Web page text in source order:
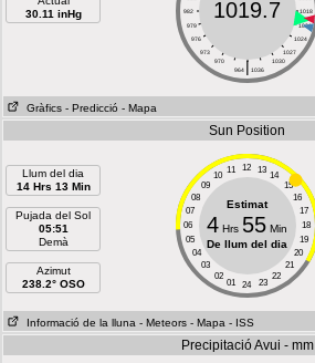
30.11 inHg
982 1018
973 1027
979
1021
976
1024
970
1030
964
1036
|
1019.7
Gràfics - Predicció - Mapa
Sun Position
Llum del dia
14 Hrs 13 Min
Pujada del Sol
05:51
Demà
Azimut
238.2° OSO
12
11 13
10
14
09
15
08
16
07
17
06
18
05
19
04
20
03
21
02
22
01 23
24
Estimat
4 Hrs 55 Min
De llum del dia
Informació de la lluna - Meteors - Mapa - ISS
Precipitació Avui - mm